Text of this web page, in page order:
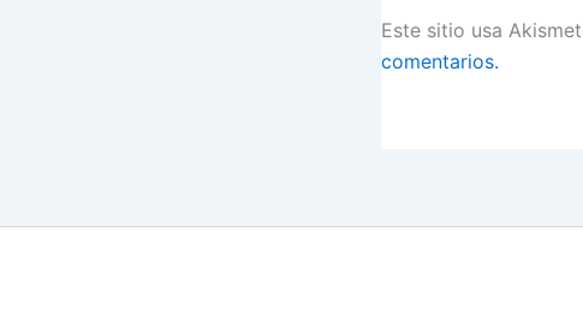
Este sitio usa
comentarios.